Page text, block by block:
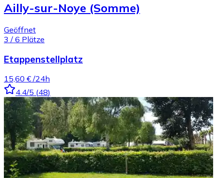
Ailly-sur-Noye (Somme)
Geöffnet
3 / 6 Plätze
Etappenstellplatz
15,60 € /24h
4.4/5 (48)